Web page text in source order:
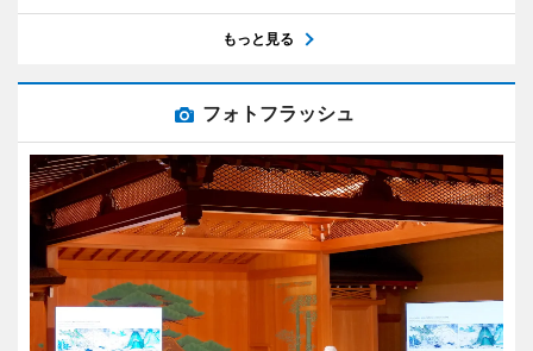
もっと見る
フォトフラッシュ